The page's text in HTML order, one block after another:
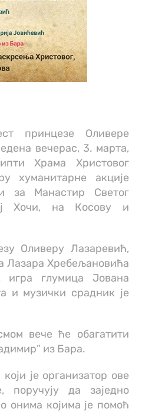
принцезе Оливере
вечерас, 3. марта,
Храма Христовог
хуманитарне акције
за Манастир Светог
Хочи, на Косову и
Оливеру Лазаревић,
Лазара Хребељановића
глумица Јована
и музички срадник је
вече ће обагатити
из Бара.
је организатор ове
поручују да заједно
онима којима је помоћ